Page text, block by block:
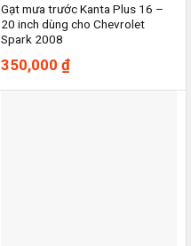
Gạt mưa trước Kanta Plus 16 –
20 inch dùng cho Chevrolet
Spark 2008
350,000 ₫